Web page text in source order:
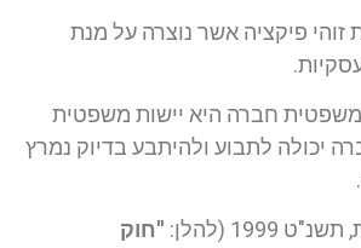
פיקציה אשר נוצרה על מנת
חברה היא יישות משפטית
יכולה לתבוע ולהיתבע בדיוק נמרץ
"חוק